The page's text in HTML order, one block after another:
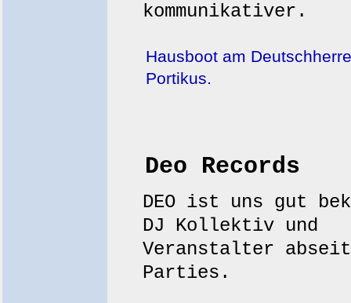
kommunikativer.
Hausboot am
Portikus.
Deo Records
DEO ist uns gut
DJ Kollektiv und
Veranstalter
Parties.